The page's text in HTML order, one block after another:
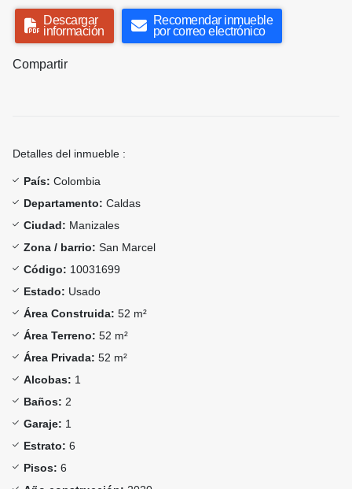
Descargar
información
Recomendar inmueble
por correo electrónico
Compartir
Detalles del inmueble :
País: Colombia
Departamento: Caldas
Ciudad: Manizales
Zona / barrio: San Marcel
Código: 10031699
Estado: Usado
Área Construida: 52 m²
Área Terreno: 52 m²
Área Privada: 52 m²
Alcobas: 1
Baños: 2
Garaje: 1
Estrato: 6
Pisos: 6